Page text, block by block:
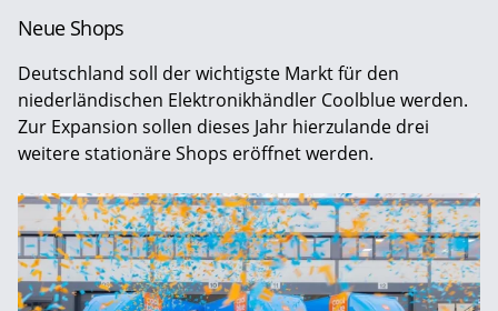
Neue Shops
Deutschland soll der wichtigste Markt für den
niederländischen Elektronikhändler Coolblue werden.
Zur Expansion sollen dieses Jahr hierzulande drei
weitere stationäre Shops eröffnet werden.